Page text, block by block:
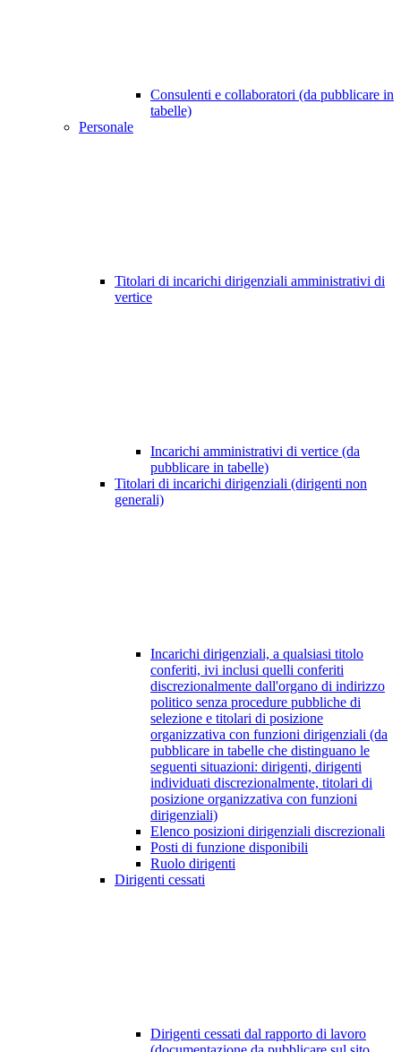
Consulenti e collaboratori (da pubblicare in
tabelle)
Personale
Titolari di incarichi dirigenziali amministrativi di
vertice
Incarichi amministrativi di vertice (da
pubblicare in tabelle)
Titolari di incarichi dirigenziali (dirigenti non
generali)
Incarichi dirigenziali, a qualsiasi titolo
conferiti, ivi inclusi quelli conferiti
discrezionalmente dall'organo di indirizzo
politico senza procedure pubbliche di
selezione e titolari di posizione
organizzativa con funzioni dirigenziali (da
pubblicare in tabelle che distinguano le
seguenti situazioni: dirigenti, dirigenti
individuati discrezionalmente, titolari di
posizione organizzativa con funzioni
dirigenziali)
Elenco posizioni dirigenziali discrezionali
Posti di funzione disponibili
Ruolo dirigenti
Dirigenti cessati
Dirigenti cessati dal rapporto di lavoro